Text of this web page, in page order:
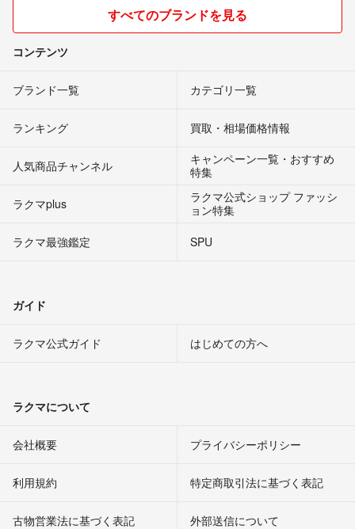
すべてのブランドを見る
コンテンツ
ブランド一覧 カテゴリ一覧
ランキング 買取・相場価格情報
人気商品チャンネル
キャンペーン一覧・おすすめ
特集
ラクマplus
ラクマ公式ショップ ファッシ
ョン特集
ラクマ最強鑑定
SPU
ガイド
ラクマ公式ガイド はじめての方へ
ラクマについて
会社概要 プライバシーポリシー
利用規約 特定商取引法に基づく表記
古物営業法に基づく表記 外部送信について